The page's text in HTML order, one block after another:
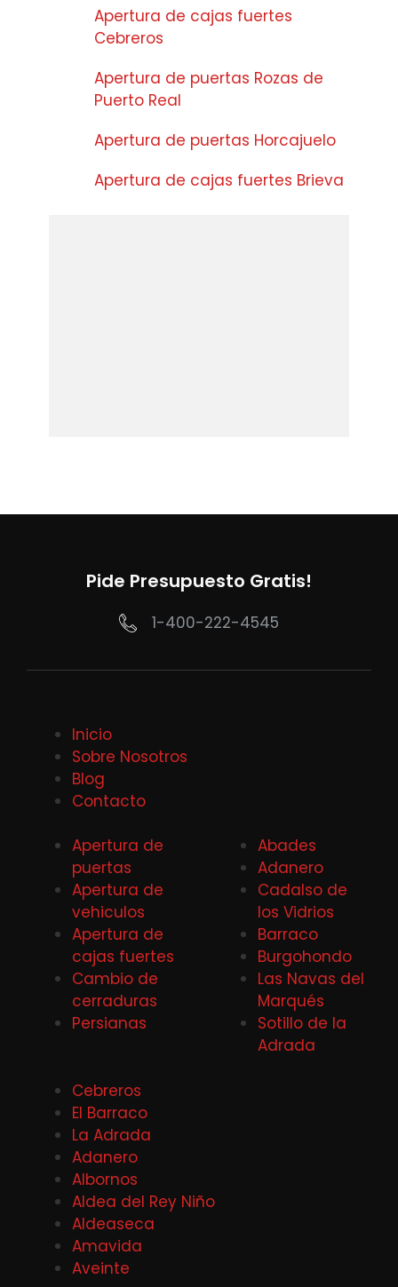
Apertura de cajas fuertes
Cebreros
Apertura de puertas Rozas de
Puerto Real
Apertura de puertas Horcajuelo
Apertura de cajas fuertes Brieva
Pide Presupuesto Gratis!
1-400-222-4545
Inicio
Sobre Nosotros
Blog
Contacto
Apertura de
puertas
Apertura de
vehiculos
Apertura de
cajas fuertes
Cambio de
cerraduras
Persianas
Abades
Adanero
Cadalso de
los Vidrios
Barraco
Burgohondo
Las Navas del
Marqués
Sotillo de la
Adrada
Cebreros
El Barraco
La Adrada
Adanero
Albornos
Aldea del Rey Niño
Aldeaseca
Amavida
Aveinte